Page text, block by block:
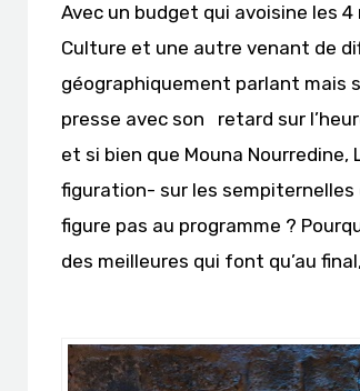
Avec un budget qui avoisine les
Culture et une autre venant de
géographiquement parlant mais
presse avec son retard sur
et si bien que Mouna
figuration- sur les
figure pas au programme ?
des meilleures qui font qu’au